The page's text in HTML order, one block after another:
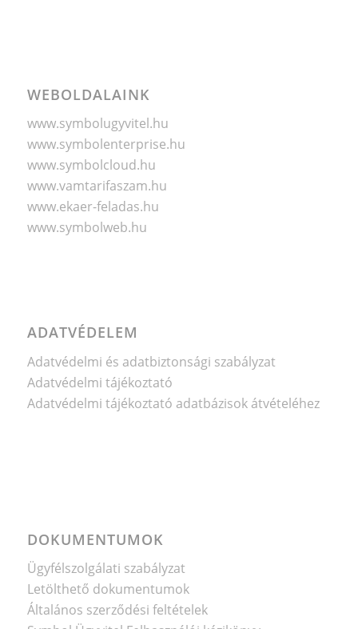
WEBOLDALAINK
www.symbolugyvitel.hu
www.symbolenterprise.hu
www.symbolcloud.hu
www.vamtarifaszam.hu
www.ekaer-feladas.hu
www.symbolweb.hu
ADATVÉDELEM
Adatvédelmi és adatbiztonsági szabályzat
Adatvédelmi tájékoztató
Adatvédelmi tájékoztató adatbázisok átvételéhez
DOKUMENTUMOK
Ügyfélszolgálati szabályzat
Letölthető dokumentumok
Általános szerződési feltételek